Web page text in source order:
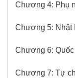
Chương 4: Phụ
Chương 5: Nhật
Chương 6:
Chương 7: Tự